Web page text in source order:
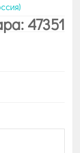
47351